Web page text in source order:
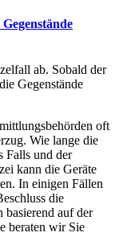
ab. Sobald der
Gegenstände
oft
Wie lange die
Falls und der
kann die Geräte
In einigen Fällen
die
basierend auf der
beraten wir Sie